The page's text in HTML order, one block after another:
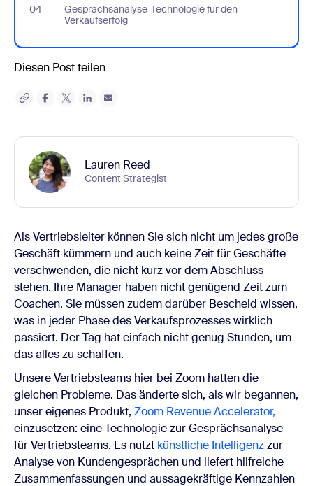
04
Gesprächsanalyse-Technologie für den
Verkaufserfolg
- Jumplink to Gesprächsanalyse-Technologie für den
Diesen Post teilen
Lauren Reed
Content Strategist
Als Vertriebsleiter können Sie sich nicht um jedes große
Geschäft kümmern und auch keine Zeit für Geschäfte
verschwenden, die nicht kurz vor dem Abschluss
stehen. Ihre Manager haben nicht genügend Zeit zum
Coachen. Sie müssen zudem darüber Bescheid wissen,
was in jeder Phase des Verkaufsprozesses wirklich
passiert. Der Tag hat einfach nicht genug Stunden, um
das alles zu schaffen.
Unsere Vertriebsteams hier bei Zoom hatten die
gleichen Probleme. Das änderte sich, als wir begannen,
unser eigenes Produkt, Zoom Revenue Accelerator,
einzusetzen: eine Technologie zur Gesprächsanalyse
für Vertriebsteams. Es nutzt künstliche Intelligenzzur
Analyse von Kundengesprächen und liefert hilfreiche
Zusammenfassungen und aussagekräftige Kennzahlen